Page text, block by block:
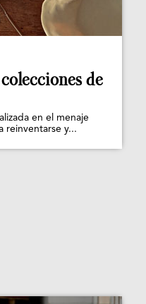
de
en el menaje
reinventarse y...